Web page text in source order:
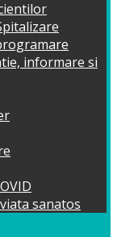
informare si
sanatos